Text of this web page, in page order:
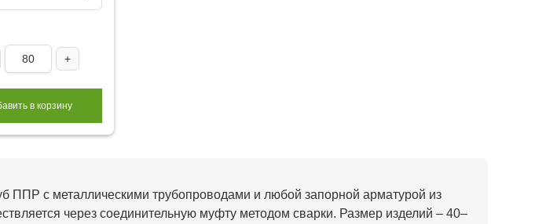
+
в корзину
ППР с металлическими трубопроводами и любой запорной арматурой из
через соединительную муфту методом сварки. Размер изделий – 40–